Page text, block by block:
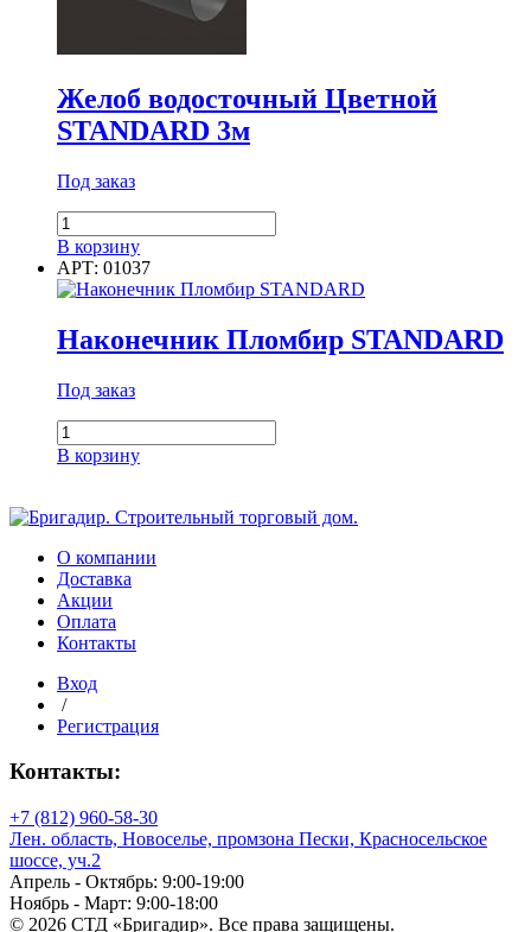
Желоб водосточный Цветной
STANDARD 3м
Под заказ
Количество
товара
Желоб
водосточный
STANDARD
3м
В корзину
АРТ: 01037
Наконечник Пломбир STANDARD
Под заказ
Количество
товара
Наконечник
STANDARD
В корзину
О компании
Доставка
Акции
Оплата
Контакты
Вход
/
Регистрация
Контакты:
+7 (812) 960-58-30
Лен. область, Новоселье, промзона Пески, Красносельское
шоссе, уч.2
Апрель - Октябрь: 9:00-19:00
Ноябрь - Март: 9:00-18:00
© 2026 СТД «Бригадир». Все права защищены.